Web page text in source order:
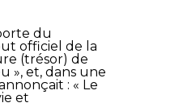
du
officiel de la
(trésor) de
», et, dans une
: « Le
et